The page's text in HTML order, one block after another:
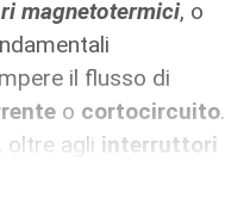
magnetotermici, o
il flusso di
o cortocircuito.
, oltre agli interruttori